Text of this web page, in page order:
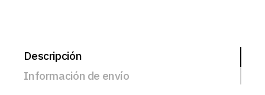
Descripción
Información de envío